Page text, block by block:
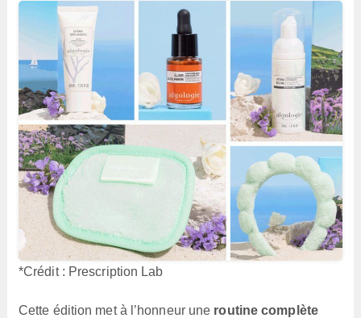
*Crédit : Prescription Lab
Cette édition met à l’honneur une routine complète